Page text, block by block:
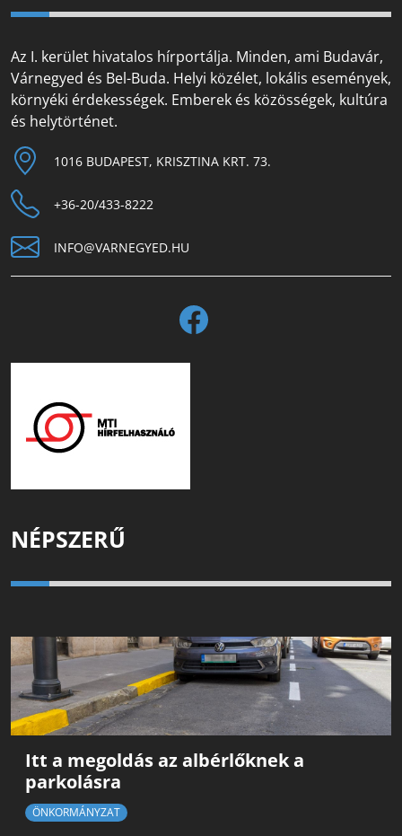
Az I. kerület hivatalos hírportálja. Minden, ami Budavár,
Várnegyed és Bel-Buda. Helyi közélet, lokális események,
környéki érdekességek. Emberek és közösségek, kultúra
és helytörténet.
1016 BUDAPEST, KRISZTINA KRT. 73.
+36-20/433-8222
INFO@VARNEGYED.HU
NÉPSZERŰ
Itt a megoldás az albérlőknek a
parkolásra
ÖNKORMÁNYZAT